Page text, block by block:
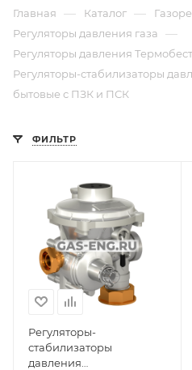
Главная — Каталог —
Регуляторы давления газа —
Регуляторы давления Термобест
Регуляторы-стабилизаторы
бытовые с ПЗК и ПСК
ФИЛЬТР
Регуляторы-
стабилизаторы
давления